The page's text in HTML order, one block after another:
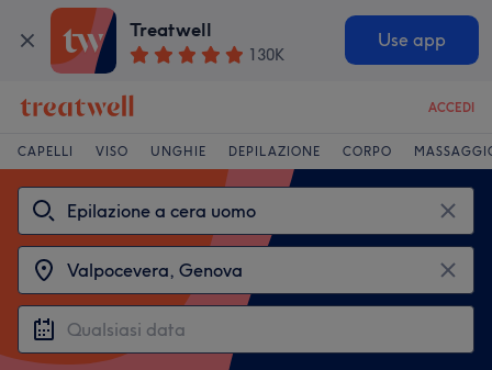
Treatwell
130K
Use app
ACCEDI
CAPELLI VISO UNGHIE DEPILAZIONE CORPO